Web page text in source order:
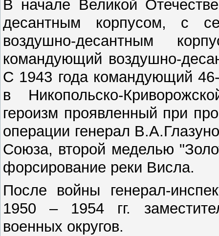
В начале Великой
десантным корпусом, с
воздушно-десантным
командующий воздушно-
С 1943 года командующий
в Никопольско-
героизм проявленный при
операции генерал
Союза, второй меделью
форсирование реки Висла.
После войны генерал-
1950 – 1954 гг.
военных округов.